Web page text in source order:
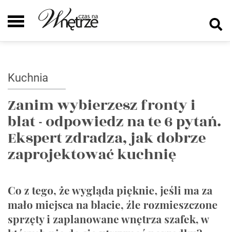
Kuchnia
Zanim wybierzesz fronty i
blat - odpowiedz na te 6 pytań.
Ekspert zdradza, jak dobrze
zaprojektować kuchnię
Co z tego, że wygląda pięknie, jeśli ma za
mało miejsca na blacie, źle rozmieszczone
sprzęty i zaplanowane wnętrza szafek, w